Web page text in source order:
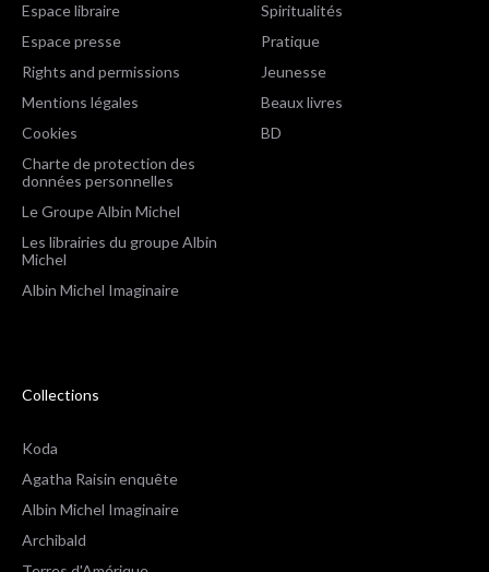
Espace libraire
Espace presse
Rights and permissions
Mentions légales
Cookies
Charte de protection des
données personnelles
Le Groupe Albin Michel
Les librairies du groupe Albin
Michel
Albin Michel Imaginaire
Spiritualités
Pratique
Jeunesse
Beaux livres
BD
Collections
Koda
Agatha Raisin enquête
Albin Michel Imaginaire
Archibald